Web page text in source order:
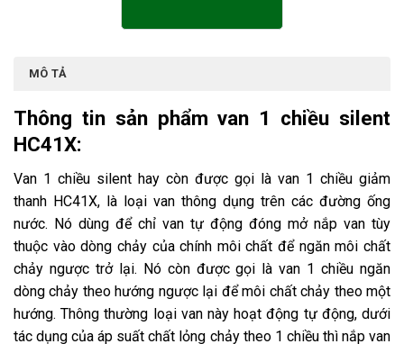
MÔ TẢ
Thông tin sản phẩm van 1 chiều silent
HC41X:
Van 1 chiều silent hay còn được gọi là van 1 chiều giảm
thanh HC41X, là loại van thông dụng trên các đường ống
nước. Nó dùng để chỉ van tự động đóng mở nắp van tùy
thuộc vào dòng chảy của chính môi chất để ngăn môi chất
chảy ngược trở lại. Nó còn được gọi là van 1 chiều ngăn
dòng chảy theo hướng ngược lại để môi chất chảy theo một
hướng. Thông thường loại van này hoạt động tự động, dưới
tác dụng của áp suất chất lỏng chảy theo 1 chiều thì nắp van